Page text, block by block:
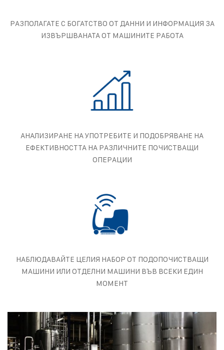
РАЗПОЛАГАТЕ С БОГАТСТВО ОТ ДАННИ И ИНФОРМАЦИЯ ЗА
ИЗВЪРШВАНАТА ОТ МАШИНИТЕ РАБОТА
АНАЛИЗИРАНЕ НА УПОТРЕБИТЕ И ПОДОБРЯВАНЕ НА
ЕФЕКТИВНОСТТА НА РАЗЛИЧНИТЕ ПОЧИСТВАЩИ
ОПЕРАЦИИ
НАБЛЮДАВАЙТЕ ЦЕЛИЯ НАБОР ОТ ПОДОПОЧИСТВАЩИ
МАШИНИ ИЛИ ОТДЕЛНИ МАШИНИ ВЪВ ВСЕКИ ЕДИН
МОМЕНТ